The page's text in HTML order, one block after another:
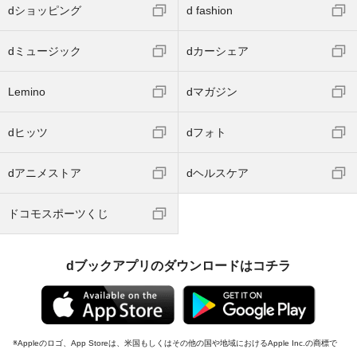
dショッピング d fashion
dミュージック dカーシェア
Lemino dマガジン
dヒッツ dフォト
dアニメストア dヘルスケア
ドコモスポーツくじ
dブックアプリのダウンロードはコチラ
Appleのロゴ、App Storeは、米国もしくはその他の国や地域におけるApple Inc.の商標で